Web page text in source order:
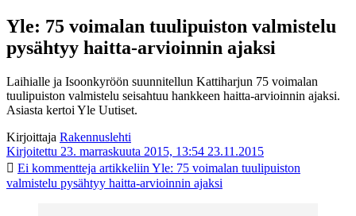
Yle: 75 voimalan tuulipuiston valmistelu
pysähtyy haitta-arvioinnin ajaksi
Laihialle ja Isoonkyröön suunnitellun Kattiharjun 75 voimalan
tuulipuiston valmistelu seisahtuu hankkeen haitta-arvioinnin ajaksi.
Asiasta kertoi Yle Uutiset.
Kirjoittaja Rakennuslehti
Kirjoitettu 23. marraskuuta 2015, 13:54 23.11.2015
Ei kommentteja artikkeliin Yle: 75 voimalan tuulipuiston
valmistelu pysähtyy haitta-arvioinnin ajaksi